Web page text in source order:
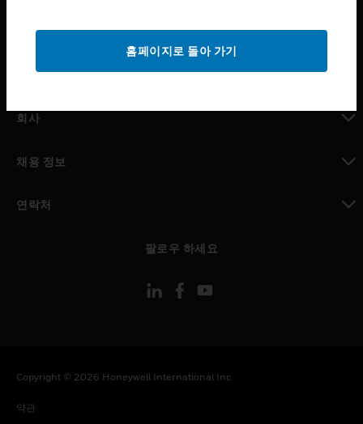
구매처
MYAUTOMATION サポート
회사
채용 정보
연락처
팔로우 하세요
Copyright © 2026 Honeywell International Inc
약관
홈페이지로 돌아 가기